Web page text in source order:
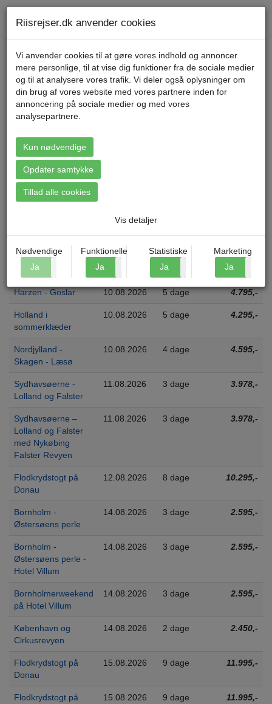
Menu
Forside » Rejsekalender
Rejsekalender
Klik på en rejse for at læse mere.
Rejser i august 2026
Dato
Dresden, Spreewald
og Saksiske
Schweiz
10.08.2026
Harzen - Goslar 10.08.2026 5 dage 4.795,-
Holland i
sommerklæder
10.08.2026 5 dage 4.295,-
Nordjylland -
Skagen - Læsø
10.08.2026 4 dage 4.595,-
Sydhavsøerne -
Lolland og Falster
11.08.2026 3 dage 3.978,-
Sydhavsøerne –
Lolland og Falster
med Nykøbing
Falster Revyen
11.08.2026 3 dage 3.978,-
Flodkrydstogt på
Donau
12.08.2026 8 dage 10.295,-
Bornholm -
Østersøens perle
14.08.2026 3 dage 2.595,-
Bornholm -
Østersøens perle -
Hotel Villum
14.08.2026 3 dage 2.595,-
Bornholmerweekend
på Hotel Villum
14.08.2026 3 dage 2.595,-
København og
Cirkusrevyen
14.08.2026 2 dage 2.450,-
Flodkrydstogt på
Donau
15.08.2026 9 dage 11.995,-
Flodkrydstogt på
15.08.2026 9 dage 11.995,-
Riisrejser.dk anvender cookies
Vi anvender cookies til at gøre vores indhold og annoncer
mere personlige, til at vise dig funktioner fra de sociale medier
og til at analysere vores trafik. Vi deler også oplysninger om
din brug af vores website med vores partnere inden for
annoncering på sociale medier og med vores
analysepartnere.
Kun nødvendige
Opdater samtykke
Tillad alle cookies
Vis detaljer
Nødvendige
Ja
Funktionelle
Ja
Statistiske
Ja
Marketing
Ja